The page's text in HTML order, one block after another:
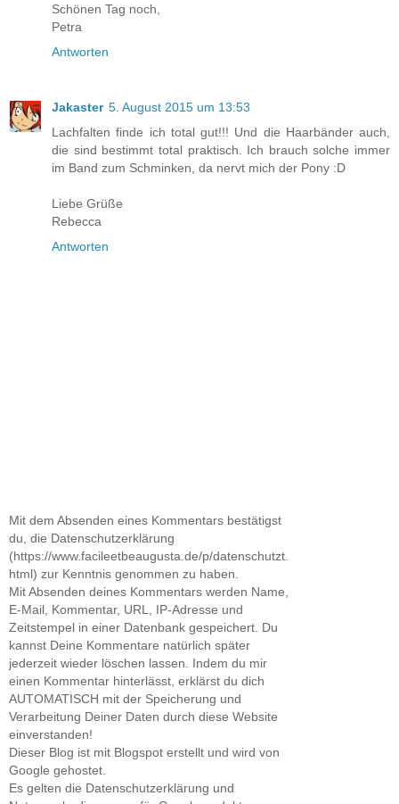
Schönen Tag noch,
Petra
Antworten
Jakaster 5. August 2015 um 13:53
Lachfalten finde ich total gut!!! Und die Haarbänder auch,
die sind bestimmt total praktisch. Ich brauch solche immer
im Band zum Schminken, da nervt mich der Pony :D
Liebe Grüße
Rebecca
Antworten
Mit dem Absenden eines Kommentars bestätigst
du, die Datenschutzerklärung
(https://www.facileetbeaugusta.de/p/datenschutzt.
html) zur Kenntnis genommen zu haben.
Mit Absenden deines Kommentars werden Name,
E-Mail, Kommentar, URL, IP-Adresse und
Zeitstempel in einer Datenbank gespeichert. Du
kannst Deine Kommentare natürlich später
jederzeit wieder löschen lassen. Indem du mir
einen Kommentar hinterlässt, erklärst du dich
AUTOMATISCH mit der Speicherung und
Verarbeitung Deiner Daten durch diese Website
einverstanden!
Dieser Blog ist mit Blogspot erstellt und wird von
Google gehostet.
Es gelten die Datenschutzerklärung und